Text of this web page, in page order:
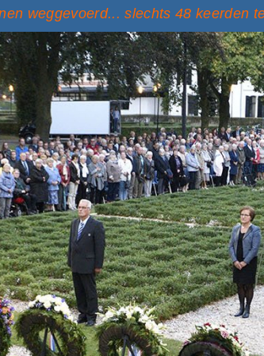
weggevoerd... slechts 48 keerden